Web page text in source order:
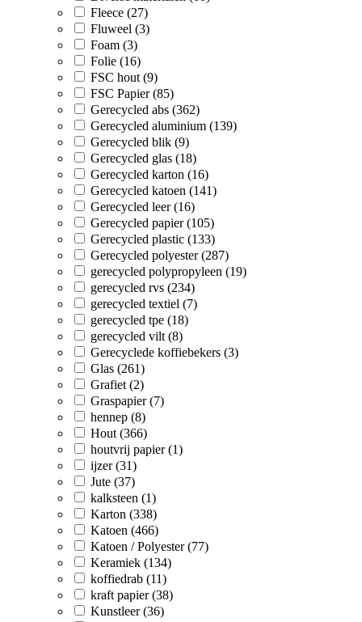
Fleece (27)
Fluweel (3)
Foam (3)
Folie (16)
FSC hout (9)
FSC Papier (85)
Gerecycled abs (362)
Gerecycled aluminium (139)
Gerecycled blik (9)
Gerecycled glas (18)
Gerecycled karton (16)
Gerecycled katoen (141)
Gerecycled leer (16)
Gerecycled papier (105)
Gerecycled plastic (133)
Gerecycled polyester (287)
gerecycled polypropyleen (19)
gerecycled rvs (234)
gerecycled textiel (7)
gerecycled tpe (18)
gerecycled vilt (8)
Gerecyclede koffiebekers (3)
Glas (261)
Grafiet (2)
Graspapier (7)
hennep (8)
Hout (366)
houtvrij papier (1)
ijzer (31)
Jute (37)
kalksteen (1)
Karton (338)
Katoen (466)
Katoen / Polyester (77)
Keramiek (134)
koffiedrab (11)
kraft papier (38)
Kunstleer (36)